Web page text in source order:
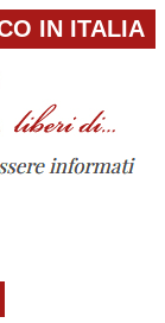
IN ITALIA